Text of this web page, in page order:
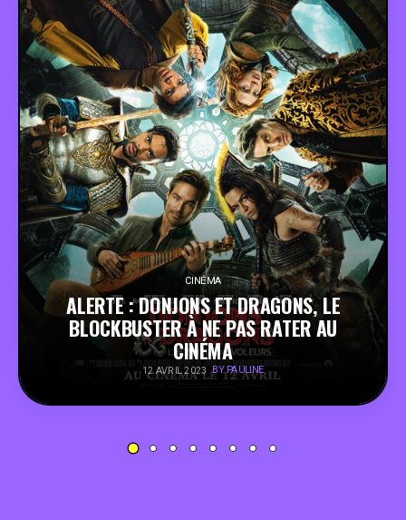
ART
JEUX-VIDÉO
VINTAGE
PEOPLE
FOOD
BONS PLANS
SOUTENEZ KULTT
CINÉMA
ALERTE : DONJONS ET DRAGONS, LE
BLOCKBUSTER À NE PAS RATER AU
CINÉMA
12 AVRIL 2023 BY PAULINE